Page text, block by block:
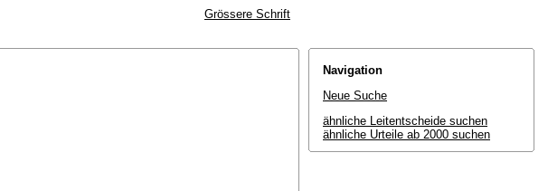
Grössere Schrift
Navigation
Neue Suche
ähnliche Leitentscheide suchen
ähnliche Urteile ab 2000 suchen